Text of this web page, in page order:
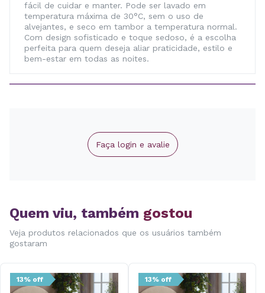
fácil de cuidar e manter. Pode ser lavado em
temperatura máxima de 30°C, sem o uso de
alvejantes, e seco em tambor a temperatura normal.
Com design sofisticado e toque sedoso, é a escolha
perfeita para quem deseja aliar praticidade, estilo e
bem-estar em todas as noites.
Faça login e avalie
Quem viu, também gostou
Veja produtos relacionados que os usuários também
gostaram
13% off 13% off